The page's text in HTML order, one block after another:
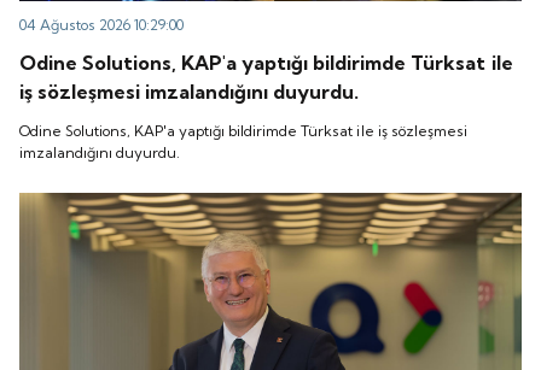
04 Ağustos 2026 10:29:00
Odine Solutions, KAP'a yaptığı bildirimde Türksat ile
iş sözleşmesi imzalandığını duyurdu.
Odine Solutions, KAP'a yaptığı bildirimde Türksat ile iş sözleşmesi
imzalandığını duyurdu.